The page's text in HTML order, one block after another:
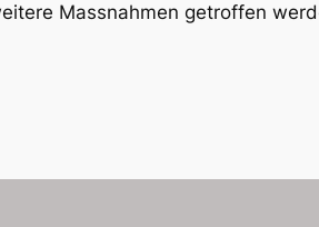
Massnahmen getroffen